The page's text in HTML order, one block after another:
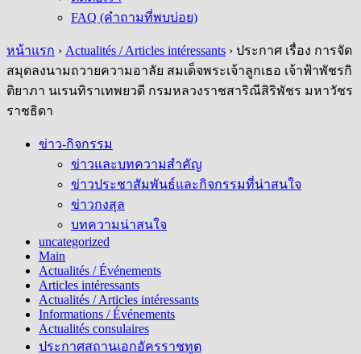
FAQ (คำถามที่พบบ่อย)
หน้าแรก › Actualités / Articles intéressants › ประกาศ เรื่อง การจัด
สมุดลงนามถวายความอาลัย สมเด็จพระเจ้าลูกเธอ เจ้าฟ้าพัชรกิ
ติยาภา นเรนทิราเทพยวดี กรมหลวงราชสาริณีสิริพัชร มหาวัชร
ราชธิดา
ข่าว-กิจกรรม
ข่าวและบทความสำคัญ
ข่าวประชาสัมพันธ์และกิจกรรมที่น่าสนใจ
ข่าวกงสุล
บทความน่าสนใจ
uncategorized
Main
Actualités / Événements
Articles intéressants
Actualités / Articles intéressants
Informations / Événements
Actualités consulaires
ประกาศสถานเอกอัครราชทูต